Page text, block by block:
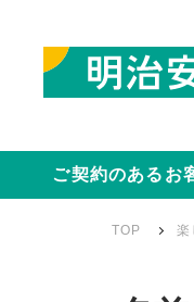
ご契約のあるお
TOP 楽